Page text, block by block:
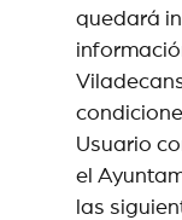
quedará
Usuario
el
las